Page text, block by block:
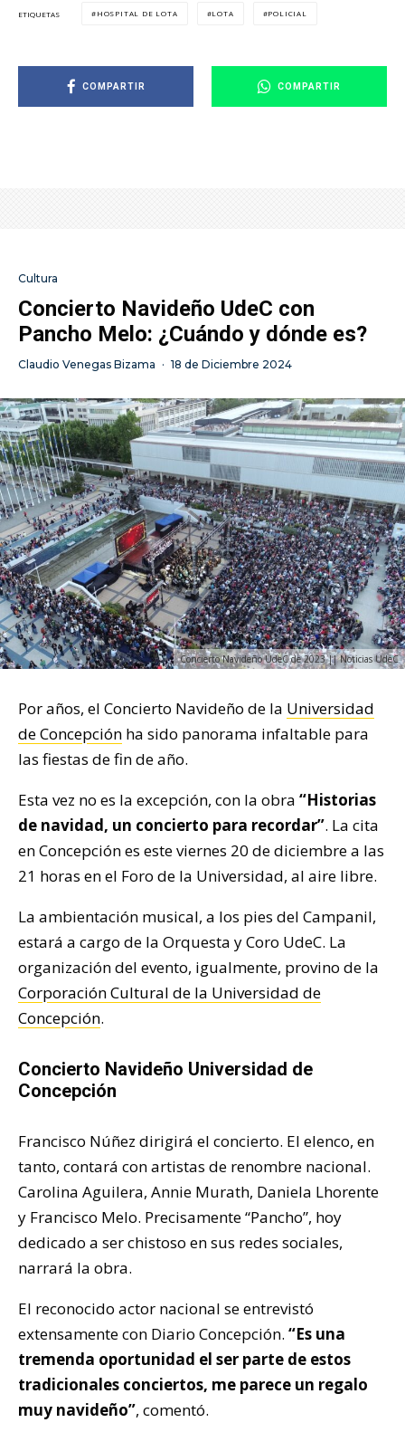
ETIQUETAS HOSPITAL DE LOTA LOTA POLICIAL
COMPARTIR COMPARTIR
Cultura
Concierto Navideño UdeC con
Pancho Melo: ¿Cuándo y dónde es?
Claudio Venegas Bizama · 18 de Diciembre 2024
Concierto Navideño UdeC de 2023 || Noticias UdeC
Por años, el Concierto Navideño de la Universidad
de Concepción ha sido panorama infaltable para
las fiestas de fin de año.
Esta vez no es la excepción, con la obra “Historias
de navidad, un concierto para recordar”. La cita
en Concepción es este viernes 20 de diciembre a las
21 horas en el Foro de la Universidad, al aire libre.
La ambientación musical, a los pies del Campanil,
estará a cargo de la Orquesta y Coro UdeC. La
organización del evento, igualmente, provino de la
Corporación Cultural de la Universidad de
Concepción.
Concierto Navideño Universidad de
Concepción
Francisco Núñez dirigirá el concierto. El elenco, en
tanto, contará con artistas de renombre nacional.
Carolina Aguilera, Annie Murath, Daniela Lhorente
y Francisco Melo. Precisamente “Pancho”, hoy
dedicado a ser chistoso en sus redes sociales,
narrará la obra.
El reconocido actor nacional se entrevistó
extensamente con Diario Concepción. “Es una
tremenda oportunidad el ser parte de estos
tradicionales conciertos, me parece un regalo
muy navideño”, comentó.